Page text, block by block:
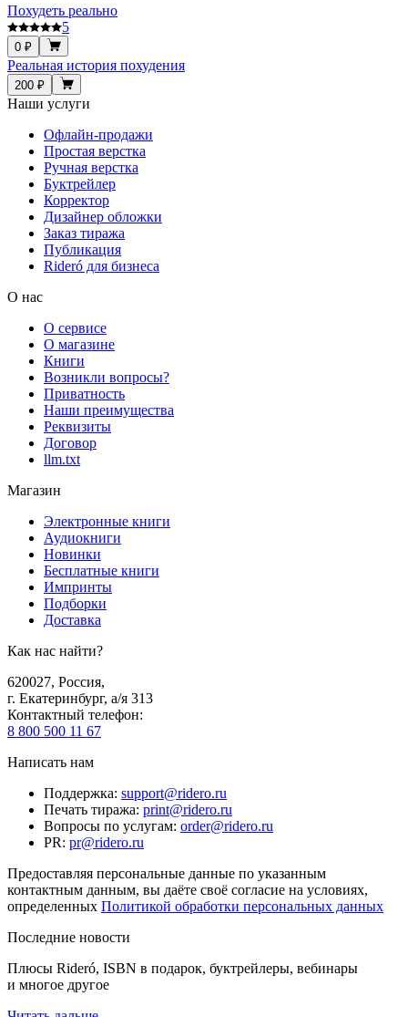
Похудеть реально
5
0 ₽
Реальная история похудения
200 ₽
Наши услуги
Офлайн-продажи
Простая верстка
Ручная верстка
Буктрейлер
Корректор
Дизайнер обложки
Заказ тиража
Публикация
Rideró для бизнеса
О нас
О сервисе
О магазине
Книги
Возникли вопросы?
Приватность
Наши преимущества
Реквизиты
Договор
llm.txt
Магазин
Электронные книги
Аудиокниги
Новинки
Бесплатные книги
Импринты
Подборки
Доставка
Как нас найти?
620027, Россия,
г. Екатеринбург, а/я 313
Контактный телефон:
8 800 500 11 67
Написать нам
Поддержка: support@ridero.ru
Печать тиража: print@ridero.ru
Вопросы по услугам: order@ridero.ru
PR: pr@ridero.ru
Предоставляя персональные данные по указанным
контактным данным, вы даёте своё согласие на условиях,
определенных Политикой обработки персональных данных
Последние новости
Плюсы Rideró, ISBN в подарок, буктрейлеры, вебинары
и многое другое